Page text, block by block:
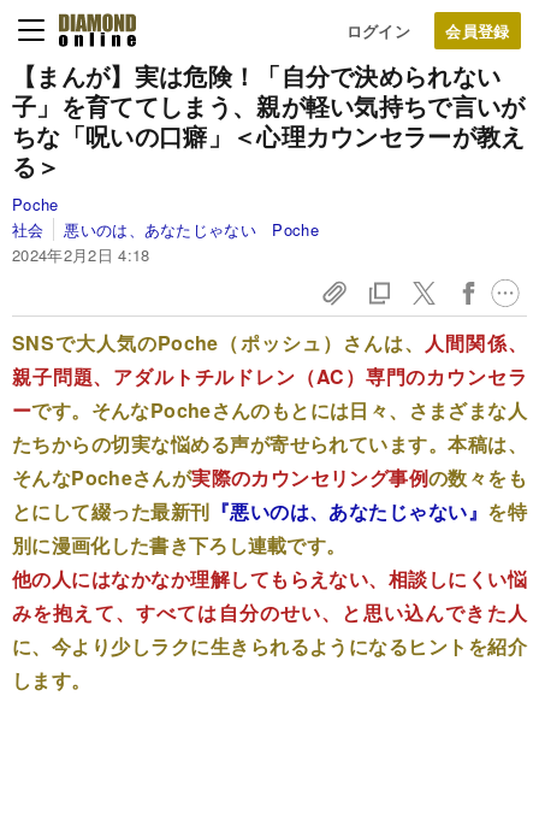
ログイン
【まんが】実は危険！「自分で決められない
子」を育ててしまう、親が軽い気持ちで言いが
ちな「呪いの口癖」＜心理カウンセラーが教え
る＞
Poche
社会
悪いのは、あなたじゃない Poche
2024年2月2日 4:18
SNSで大人気のPoche（ポッシュ）さんは、 人間関係、
親子問題、アダルトチルドレン（AC）専門のカウンセラ
ーです。そんなPocheさんのもとには日々、さまざまな人
たちからの切実な悩める声が寄せられています。本稿は、
そんなPocheさんが実際のカウンセリング事例の数々をも
とにして綴った最新刊 『悪いのは、あなたじゃない』 を特
別に漫画化した書き下ろし連載です。
他の人にはなかなか理解してもらえない、相談しにくい悩
みを抱えて、すべては自分のせい、と思い込んできた人
に、今より少しラクに生きられるようになるヒントを紹介
します。